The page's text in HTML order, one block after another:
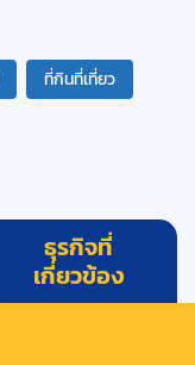
ที่กินที่เที่ยว
ธุรกิจที่
เกี่ยวข้อง